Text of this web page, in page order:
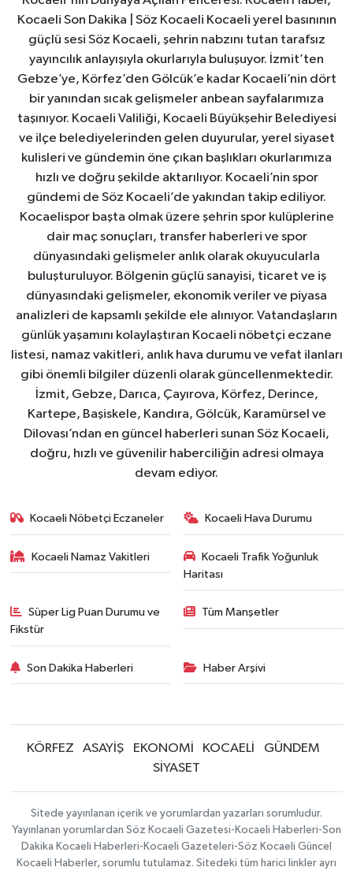
Kocaeli Son Dakika | Söz Kocaeli Kocaeli yerel basınının
güçlü sesi Söz Kocaeli, şehrin nabzını tutan tarafsız
yayıncılık anlayışıyla okurlarıyla buluşuyor. İzmit’ten
Gebze’ye, Körfez’den Gölcük’e kadar Kocaeli’nin dört
bir yanından sıcak gelişmeler anbean sayfalarımıza
taşınıyor. Kocaeli Valiliği, Kocaeli Büyükşehir Belediyesi
ve ilçe belediyelerinden gelen duyurular, yerel siyaset
kulisleri ve gündemin öne çıkan başlıkları okurlarımıza
hızlı ve doğru şekilde aktarılıyor. Kocaeli’nin spor
gündemi de Söz Kocaeli’de yakından takip ediliyor.
Kocaelispor başta olmak üzere şehrin spor kulüplerine
dair maç sonuçları, transfer haberleri ve spor
dünyasındaki gelişmeler anlık olarak okuyucularla
buluşturuluyor. Bölgenin güçlü sanayisi, ticaret ve iş
dünyasındaki gelişmeler, ekonomik veriler ve piyasa
analizleri de kapsamlı şekilde ele alınıyor. Vatandaşların
günlük yaşamını kolaylaştıran Kocaeli nöbetçi eczane
listesi, namaz vakitleri, anlık hava durumu ve vefat ilanları
gibi önemli bilgiler düzenli olarak güncellenmektedir.
İzmit, Gebze, Darıca, Çayırova, Körfez, Derince,
Kartepe, Başiskele, Kandıra, Gölcük, Karamürsel ve
Dilovası’ndan en güncel haberleri sunan Söz Kocaeli,
doğru, hızlı ve güvenilir haberciliğin adresi olmaya
devam ediyor.
Kocaeli Nöbetçi Eczaneler Kocaeli Hava Durumu
Kocaeli Namaz Vakitleri
Kocaeli Trafik Yoğunluk
Haritası
Süper Lig Puan Durumu ve
Fikstür
Tüm Manşetler
Son Dakika Haberleri Haber Arşivi
KÖRFEZ ASAYİŞ EKONOMİ KOCAELİ
GÜNDEM
SİYASET
Sitede yayınlanan içerik ve yorumlardan yazarları sorumludur.
Yayınlanan yorumlardan Söz Kocaeli Gazetesi-Kocaeli Haberleri-Son
Dakika Kocaeli Haberleri-Kocaeli Gazeteleri-Söz Kocaeli Güncel
Kocaeli Haberler, sorumlu tutulamaz. Sitedeki tüm harici linkler ayrı